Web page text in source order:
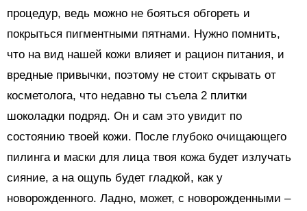
процедур, ведь можно не бояться обгореть и
покрыться пигментными пятнами. Нужно помнить,
что на вид нашей кожи влияет и рацион питания, и
вредные привычки, поэтому не стоит скрывать от
косметолога, что недавно ты съела 2 плитки
шоколадки подряд. Он и сам это увидит по
состоянию твоей кожи. После глубоко очищающего
пилинга и маски для лица твоя кожа будет излучать
сияние, а на ощупь будет гладкой, как у
новорожденного. Ладно, может, с новорожденными –